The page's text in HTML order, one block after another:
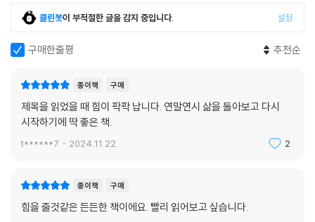
클린봇이 부적절한 글을 감지 중입니다. 설정
구매한줄평 추천순
종이책 구매
제목을 읽었을 때 힘이 팍팍 납니다. 연말연시 삶을 돌아보고 다시
시작하기에 딱 좋은 책.
t******7 2024.11.22. 2
종이책 구매
힘을 줄것같은 든든한 책이에요. 빨리 읽어보고 싶습니다.